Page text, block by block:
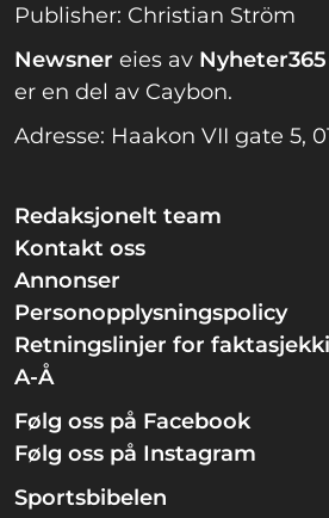
Publisher: Christian Ström
Newsner eies av Nyheter365
er en del av Caybon.
Adresse: Haakon VII gate 5,
Redaksjonelt team
Kontakt oss
Annonser
Personopplysningspolicy
Retningslinjer for
A-Å
Følg oss på Facebook
Følg oss på Instagram
Sportsbibelen